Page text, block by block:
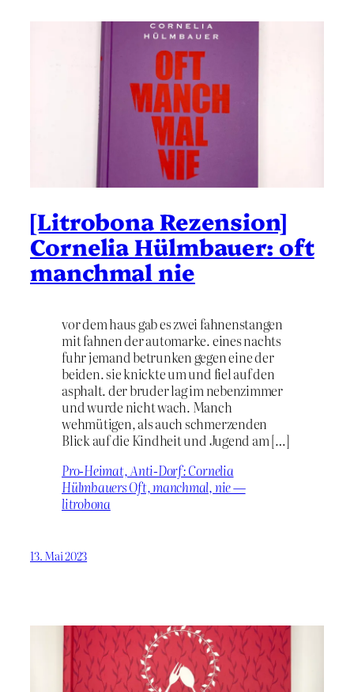
[Litrobona Rezension]
Cornelia Hülmbauer: oft
manchmal nie
vor dem haus gab es zwei fahnenstangen
mit fahnen der automarke. eines nachts
fuhr jemand betrunken gegen eine der
beiden. sie knickte um und fiel auf den
asphalt. der bruder lag im nebenzimmer
und wurde nicht wach. Manch
wehmütigen, als auch schmerzenden
Blick auf die Kindheit und Jugend am […]
Pro-Heimat, Anti-Dorf: Cornelia
Hülmbauers Oft, manchmal, nie —
litrobona
13. Mai 2023